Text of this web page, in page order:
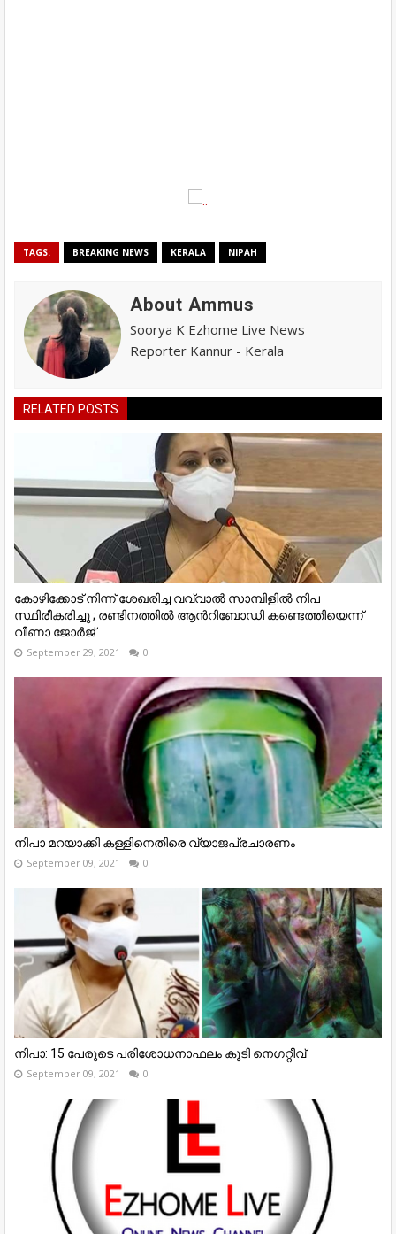
TAGS: BREAKING NEWS KERALA NIPAH
About Ammus
Soorya K Ezhome Live News
Reporter Kannur - Kerala
RELATED POSTS
കോഴിക്കോട് നിന്ന് ശേഖരിച്ച വവ്വാൽ സാമ്പിളിൽ നിപ
സ്ഥിരീകരിച്ചു ; രണ്ടിനത്തിൽ ആന്‍റിബോഡി കണ്ടെത്തിയെന്ന്
വീണാ ജോർജ്
September 29, 2021 0
നിപാ മറയാക്കി കള്ളിനെതിരെ വ്യാജപ്രചാരണം
September 09, 2021 0
നിപാ: 15 പേരുടെ പരിശോധനാഫലം കൂടി നെഗറ്റീവ്
September 09, 2021 0